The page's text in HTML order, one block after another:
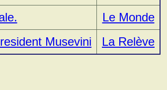
Le Monde
Musevini La Relève